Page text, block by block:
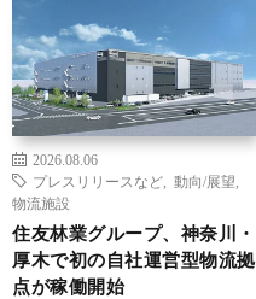
2026.08.06
プレスリリースなど
動向/展望
物流施設
住友林業グループ、神奈川・
厚木で初の自社運営型物流拠
点が稼働開始